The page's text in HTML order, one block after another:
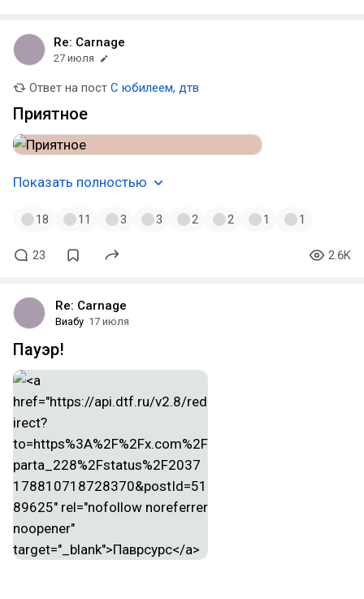
Re: Carnage
27 июля
Ответ на пост С юбилеем, дтв
Приятное
Показать полностью
18 11 3 3 2 2 1 1
23 2.6K
Re: Carnage
Виабу 17 июля
Пауэр!